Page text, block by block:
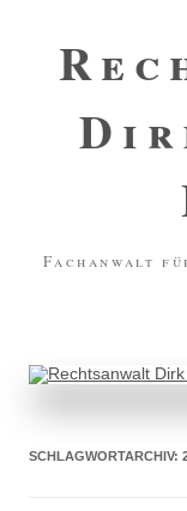
Fachanwalt
SCHLAGWORTARCHIV: